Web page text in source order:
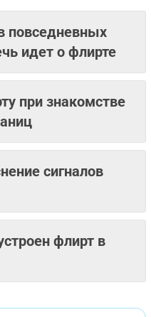
повседневных
идет о флирте
при знакомстве
сигналов
флирт в